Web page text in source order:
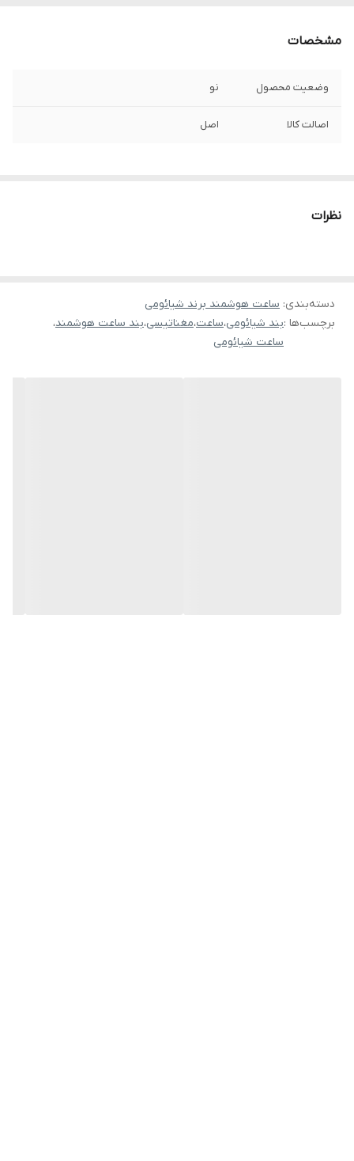
مشخصات
وضعیت محصول نو
اصالت کالا اصل
نظرات
دسته‌بندی: ساعت هوشمند برند شیائومی
برچسب‌ها :بند شیائومی،ساعت،مغناتیسی،بند ساعت هوشمند،
ساعت شیائومی